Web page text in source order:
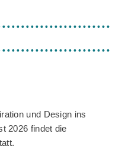
und Design ins
2026 findet die